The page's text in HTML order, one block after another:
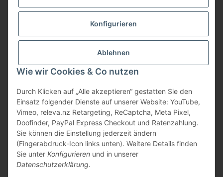
Konfigurieren
Ablehnen
Wie wir Cookies & Co nutzen
Durch Klicken auf „Alle akzeptieren“ gestatten Sie den
Einsatz folgender Dienste auf unserer Website: YouTube,
Vimeo, releva.nz Retargeting, ReCaptcha, Meta Pixel,
Doofinder, PayPal Express Checkout und Ratenzahlung.
Sie können die Einstellung jederzeit ändern
(Fingerabdruck-Icon links unten). Weitere Details finden
Sie unter Konfigurieren und in unserer
Datenschutzerklärung.
Zahlungsmöglichkeiten
* Alle Preise inkl. gesetzlicher USt., zzgl.